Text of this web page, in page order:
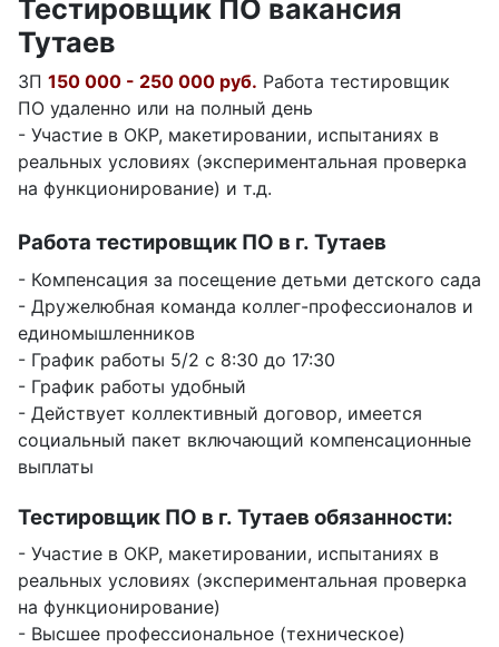
Тестировщик ПО вакансия
Тутаев
ЗП 150 000 - 250 000 руб. Работа тестировщик
ПО удаленно или на полный день
- Участие в ОКР, макетировании, испытаниях в
реальных условиях (экспериментальная проверка
на функционирование) и т.д.
Работа тестировщик ПО в г. Тутаев
- Компенсация за посещение детьми детского сада
- Дружелюбная команда коллег-профессионалов и
единомышленников
- График работы 5/2 с 8:30 до 17:30
- График работы удобный
- Действует коллективный договор, имеется
социальный пакет включающий компенсационные
выплаты
Тестировщик ПО в г. Тутаев обязанности:
- Участие в ОКР, макетировании, испытаниях в
реальных условиях (экспериментальная проверка
на функционирование)
- Высшее профессиональное (техническое)